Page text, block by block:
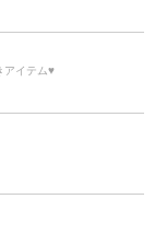
アイテム♥